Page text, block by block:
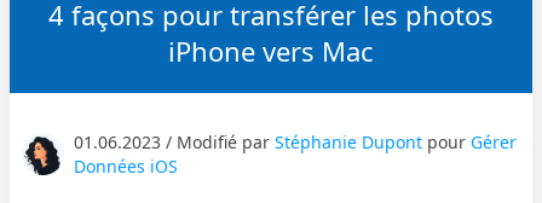
4 façons pour transférer les photos
iPhone vers Mac
01.06.2023 / Modifié parStéphanie Dupont pourGérer
Données iOS